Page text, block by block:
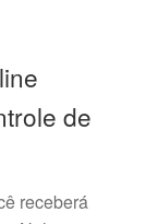
de
receberá